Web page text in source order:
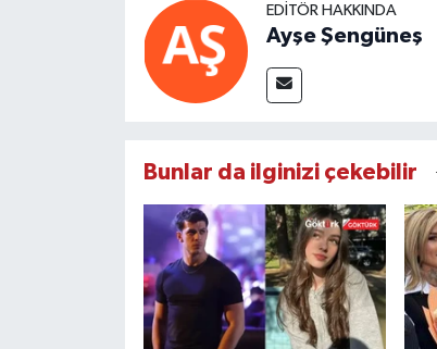
EDITÖR HAKKINDA
Ayşe Şengüneş
Bunlar da ilginizi çekebilir